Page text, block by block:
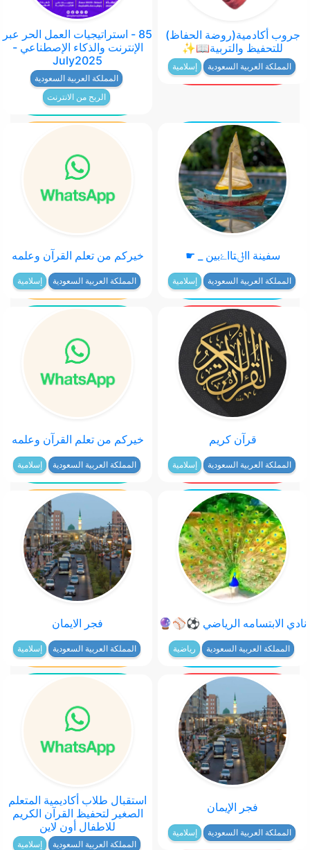
جروب أكادمية(روضة الحفاظ)
للتحفيظ والتربية📖✨
المملكة العربية السعودية إسلامية
85 - استراتيجيات العمل الحر عبر
الإنترنت والذكاء الإصطناعي -
July2025
المملكة العربية السعودية
الربح من الانترنت
سفينة ااݪتااﮰبين _ ☛
المملكة العربية السعودية إسلامية
خيركم من تعلم القرآن وعلمه
المملكة العربية السعودية إسلامية
قرآن كريم
المملكة العربية السعودية إسلامية
خيركم من تعلم القرآن وعلمه
المملكة العربية السعودية إسلامية
نادي الابتسامه الرياضي ⚽⚾🔮
المملكة العربية السعودية رياضية
فجر الايمان
المملكة العربية السعودية إسلامية
فجر الإيمان
المملكة العربية السعودية إسلامية
استقبال طلاب أكاديمية المتعلم
الصغير لتحفيظ القرآن الكريم
للاطفال أون لاين
المملكة العربية السعودية إسلامية